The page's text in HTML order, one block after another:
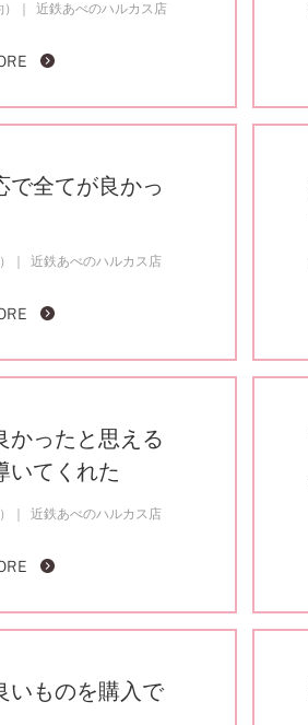
近鉄あべのハルカス店
で全てが良かっ
近鉄あべのハルカス店
かったと思える
いてくれた
近鉄あべのハルカス店
いものを購入で